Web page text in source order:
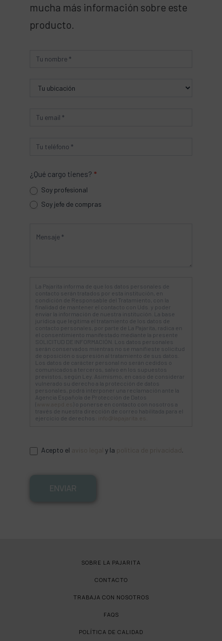
mucha más información sobre este
producto.
Producto
¿Qué cargo tienes? *
Soy profesional
Soy jefe de compras
La Pajarita informa de que los datos personales de
contacto serán tratados por esta institución, en
condición de Responsable del Tratamiento, con la
finalidad de mantener el contacto con Uds. y poder
enviar la información de nuestra institución. La base
jurídica que legitima el tratamiento de los datos de
contacto personales, por parte de La Pajarita, radica en
el consentimiento manifestado mediante la presente
SOLICITUD DE INFORMACIÓN. Los datos personales
serán conservados mientras no se manifieste solicitud
de oposición o supresión al tratamiento de sus datos.
Los datos de carácter personal no serán cedidos o
comunicados a terceros, salvo en los supuestos
previstos, según Ley. Asimismo, en caso de considerar
vulnerado su derecho a la protección de datos
personales, podrá interponer una reclamación ante la
Agencia Española de Protección de Datos
(
) o ponerse en contacto con nosotros a
través de nuestra dirección de correo habilitada para el
ejercicio de derechos:
Acepto el y la .
ENVIAR
SOBRE LA PAJARITA
CONTACTO
TRABAJA CON NOSOTROS
FAQS
POLÍTICA DE CALIDAD